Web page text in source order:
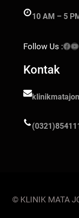
10 AM – 5
Follow Us :Facebook YouTube
Kontak
© KLINIK MATA